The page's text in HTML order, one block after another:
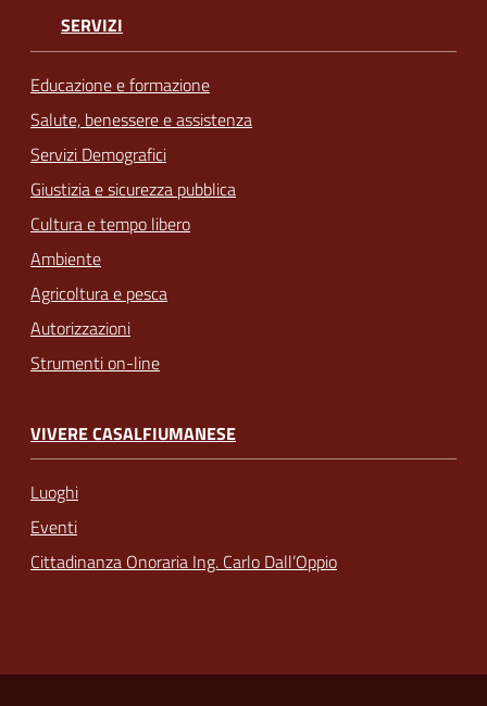
SERVIZI
Educazione e formazione
Salute, benessere e assistenza
Servizi Demografici
Giustizia e sicurezza pubblica
Cultura e tempo libero
Ambiente
Agricoltura e pesca
Autorizzazioni
Strumenti on-line
VIVERE CASALFIUMANESE
Luoghi
Eventi
Cittadinanza Onoraria Ing. Carlo Dall’Oppio